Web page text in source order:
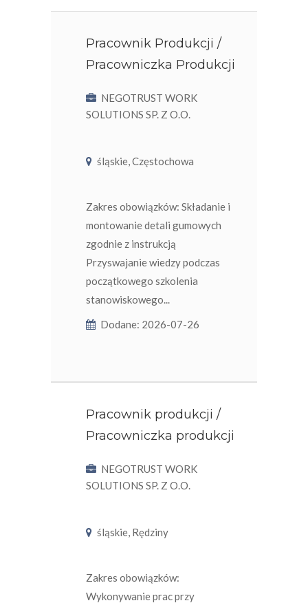
Pracownik Produkcji /
Pracowniczka Produkcji
NEGOTRUST WORK
SOLUTIONS SP. Z O.O.
śląskie, Częstochowa
Zakres obowiązków: Składanie i
montowanie detali gumowych
zgodnie z instrukcją
Przyswajanie wiedzy podczas
początkowego szkolenia
stanowiskowego...
Dodane: 2026-07-26
Pracownik produkcji /
Pracowniczka produkcji
NEGOTRUST WORK
SOLUTIONS SP. Z O.O.
śląskie, Rędziny
Zakres obowiązków:
Wykonywanie prac przy